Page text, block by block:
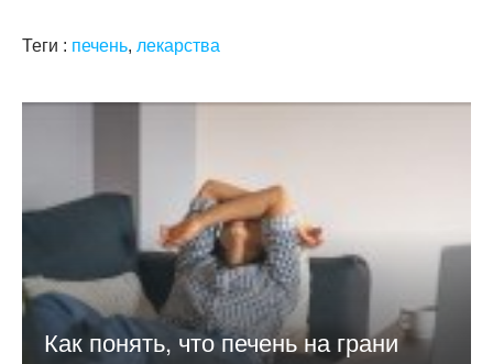
Теги : печень, лекарства
Как понять, что печень на грани